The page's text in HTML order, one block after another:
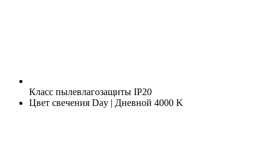
Класс пылевлагозащиты IP20
Цвет свечения Day | Дневной 4000 K